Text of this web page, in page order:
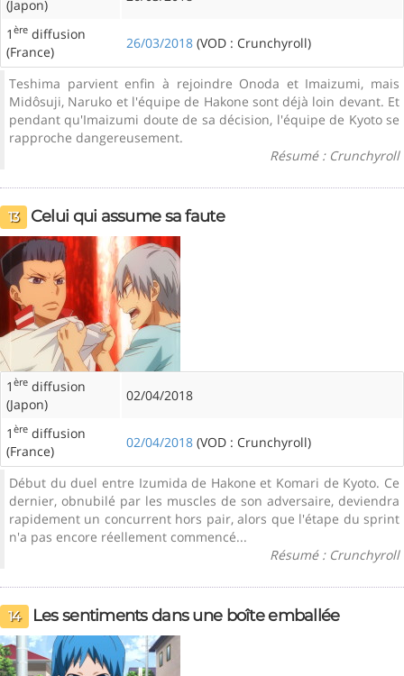
(Japon)
1 ère diffusion
(France)
26/03/2018 (VOD : Crunchyroll)
Teshima parvient enfin à rejoindre Onoda et Imaizumi, mais
Midôsuji, Naruko et l'équipe de Hakone sont déjà loin devant. Et
pendant qu'Imaizumi doute de sa décision, l'équipe de Kyoto se
rapproche dangereusement.
Résumé : Crunchyroll
13 Celui qui assume sa faute
1 ère diffusion
(Japon)
02/04/2018
1 ère diffusion
(France)
02/04/2018 (VOD : Crunchyroll)
Début du duel entre Izumida de Hakone et Komari de Kyoto. Ce
dernier, obnubilé par les muscles de son adversaire, deviendra
rapidement un concurrent hors pair, alors que l'étape du sprint
n'a pas encore réellement commencé...
Résumé : Crunchyroll
14 Les sentiments dans une boîte emballée